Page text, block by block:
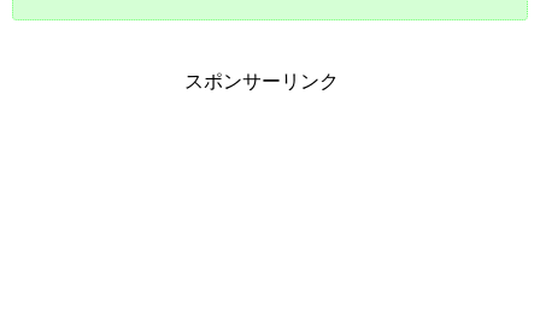
スポンサーリンク